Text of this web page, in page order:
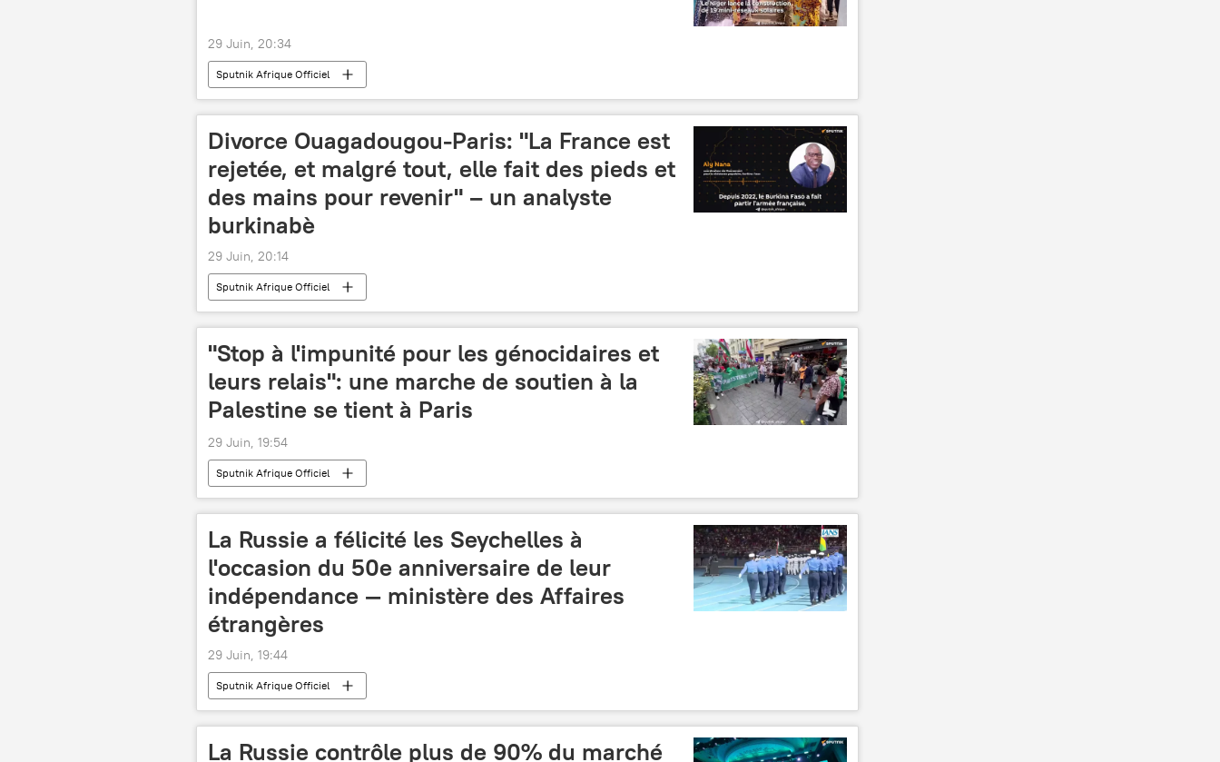
29 Juin, 20:34
Sputnik Afrique Officiel
Divorce Ouagadougou-Paris: "La France est
rejetée, et malgré tout, elle fait des pieds et
des mains pour revenir" – un analyste
burkinabè
29 Juin, 20:14
Sputnik Afrique Officiel
"Stop à l'impunité pour les génocidaires et
leurs relais": une marche de soutien à la
Palestine se tient à Paris
29 Juin, 19:54
Sputnik Afrique Officiel
La Russie a félicité les Seychelles à
l'occasion du 50e anniversaire de leur
indépendance — ministère des Affaires
étrangères
29 Juin, 19:44
Sputnik Afrique Officiel
La Russie contrôle plus de 90% du marché